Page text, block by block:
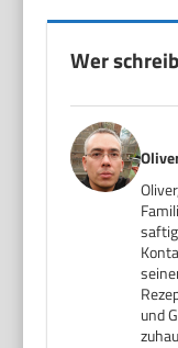
Wer
und